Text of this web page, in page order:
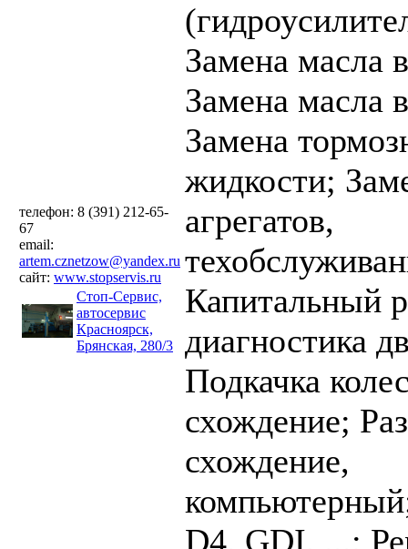
телефон: 8 (391) 212-65-
67
email:
artem.cznetzow@yandex.ru
сайт: www.stopservis.ru
Стоп-Сервис,
автосервис
Красноярск,
Брянская, 280/3
Замена масла
Замена
Замена
жидкости;
агрегатов,
Капитальный
диагностика
Подкачка
схождение;
схождение,
D4, GDI, ...;